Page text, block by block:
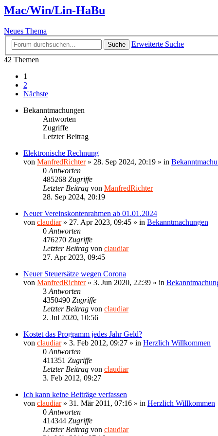
Mac/Win/Lin-HaBu
Neues Thema
Suche
Erweiterte Suche
42 Themen
1
2
Nächste
Bekanntmachungen
Antworten
Zugriffe
Letzter Beitrag
Elektronische Rechnung
von ManfredRichter» 28. Sep 2024, 20:19 » in
0 Antworten
485268 Zugriffe
Letzter Beitrag von ManfredRichter
28. Sep 2024, 20:19
Neuer Vereinskontenrahmen ab 01.01.2024
von claudiar» 27. Apr 2023, 09:45 » in Bekanntmachungen
0 Antworten
476270 Zugriffe
Letzter Beitrag von claudiar
27. Apr 2023, 09:45
Neuer Steuersätze wegen Corona
von ManfredRichter» 3. Jun 2020, 22:39 » in
3 Antworten
4350490 Zugriffe
Letzter Beitrag von claudiar
2. Jul 2020, 10:56
Kostet das Programm jedes Jahr Geld?
von claudiar» 3. Feb 2012, 09:27 » in Herzlich Willkommen
0 Antworten
411351 Zugriffe
Letzter Beitrag von claudiar
3. Feb 2012, 09:27
Ich kann keine Beiträge verfassen
von claudiar» 31. Mär 2011, 07:16 » in Herzlich Willkommen
0 Antworten
414344 Zugriffe
Letzter Beitrag von claudiar